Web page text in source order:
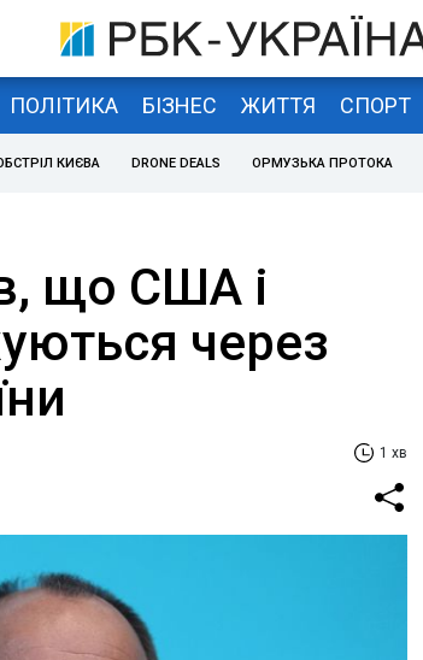
ПОЛІТИКА БІЗНЕС ЖИТТЯ СПОРТ
КИЄВА DRONE DEALS ОРМУЗЬКА ПРОТОКА
що США і
через
1 хв